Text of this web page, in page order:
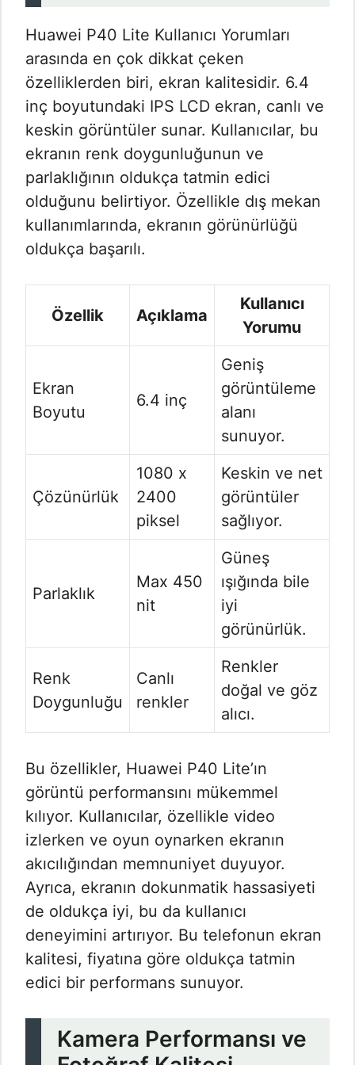
Huawei P40 Lite Kullanıcı Yorumları​
arasında en çok dikkat çeken
özelliklerden biri, ekran kalitesidir. 6.4
inç boyutundaki IPS LCD ekran, canlı ve
keskin görüntüler sunar. Kullanıcılar, bu
ekranın renk doygunluğunun ve
parlaklığının oldukça tatmin edici
olduğunu belirtiyor. Özellikle dış mekan
kullanımlarında, ekranın görünürlüğü
oldukça başarılı.
Özellik Açıklama
Kullanıcı
Yorumu
Ekran
Boyutu
6.4 inç
Geniş
görüntüleme
alanı
sunuyor.
Çözünürlük
1080 x
2400
piksel
Keskin ve net
görüntüler
sağlıyor.
Parlaklık
Max 450
nit
Güneş
ışığında bile
iyi
görünürlük.
Renk
Doygunluğu
Canlı
renkler
Renkler
doğal ve göz
alıcı.
Bu özellikler, Huawei P40 Lite’ın
görüntü performansını mükemmel
kılıyor. Kullanıcılar, özellikle video
izlerken ve oyun oynarken ekranın
akıcılığından memnuniyet duyuyor.
Ayrıca, ekranın dokunmatik hassasiyeti
de oldukça iyi, bu da kullanıcı
deneyimini artırıyor. Bu telefonun ekran
kalitesi, fiyatına göre oldukça tatmin
edici bir performans sunuyor.
Kamera Performansı ve